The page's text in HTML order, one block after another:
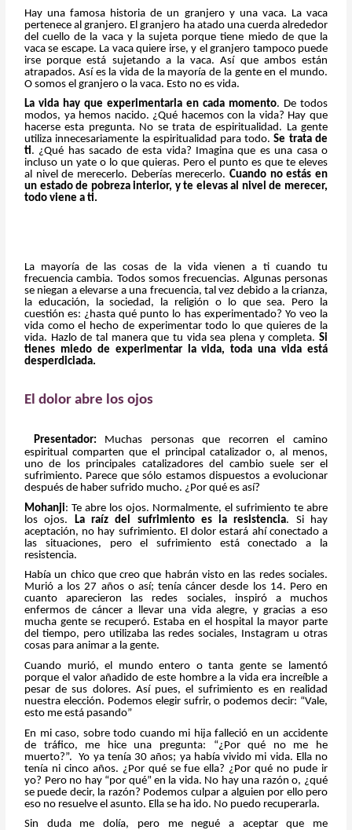
Hay una famosa historia de un granjero y una vaca. La vaca
pertenece al granjero. El granjero ha atado una cuerda alrededor
del cuello de la vaca y la sujeta porque tiene miedo de que la
vaca se escape. La vaca quiere irse, y el granjero tampoco puede
irse porque está sujetando a la vaca. Así que ambos están
atrapados. Así es la vida de la mayoría de la gente en el mundo.
O somos el granjero o la vaca. Esto no es vida.
La vida hay que experimentarla en cada momento. De todos
modos, ya hemos nacido. ¿Qué hacemos con la vida? Hay que
hacerse esta pregunta. No se trata de espiritualidad. La gente
utiliza innecesariamente la espiritualidad para todo.Se trata de
ti. ¿Qué has sacado de esta vida? Imagina que es una casa o
incluso un yate o lo que quieras. Pero el punto es que te eleves
al nivel de merecerlo. Deberías merecerlo. Cuando no estás en
un estado de pobreza interior, y te elevas al nivel de merecer,
todo viene a ti.
La mayoría de las cosas de la vida vienen a ti cuando tu
frecuencia cambia. Todos somos frecuencias. Algunas personas
se niegan a elevarse a una frecuencia, tal vez debido a la crianza,
la educación, la sociedad, la religión o lo que sea. Pero la
cuestión es: ¿hasta qué punto lo has experimentado? Yo veo la
vida como el hecho de experimentar todo lo que quieres de la
vida. Hazlo de tal manera que tu vida sea plena y completa. Si
tienes miedo de experimentar la vida, toda una vida está
desperdiciada.
El dolor abre los ojos
Presentador: Muchas personas que recorren el camino
espiritual comparten que el principal catalizador o, al menos,
uno de los principales catalizadores del cambio suele ser el
sufrimiento. Parece que sólo estamos dispuestos a evolucionar
después de haber sufrido mucho. ¿Por qué es así?
Mohanji: Te abre los ojos. Normalmente, el sufrimiento te abre
los ojos.
La raíz del sufrimiento es la resistencia. Si hay
aceptación, no hay sufrimiento. El dolor estará ahí conectado a
las situaciones, pero el sufrimiento está conectado a la
resistencia.
Había un chico que creo que habrán visto en las redes sociales.
Murió a los 27 años o así; tenía cáncer desde los 14. Pero en
cuanto aparecieron las redes sociales, inspiró a muchos
enfermos de cáncer a llevar una vida alegre, y gracias a eso
mucha gente se recuperó. Estaba en el hospital la mayor parte
del tiempo, pero utilizaba las redes sociales, Instagram u otras
cosas para animar a la gente.
Cuando murió, el mundo entero o tanta gente se lamentó
porque el valor añadido de este hombre a la vida era increíble a
pesar de sus dolores. Así pues, el sufrimiento es en realidad
nuestra elección. Podemos elegir sufrir, o podemos decir: “Vale,
esto me está pasando”
En mi caso, sobre todo cuando mi hija falleció en un accidente
de tráfico, me hice una pregunta: “¿Por qué no me he
muerto?”. Yo ya tenía 30 años; ya había vivido mi vida. Ella no
tenía ni cinco años. ¿Por qué se fue ella? ¿Por qué no pude ir
yo? Pero no hay “por qué” en la vida. No hay una razón o, ¿qué
se puede decir, la razón? Podemos culpar a alguien por ello pero
eso no resuelve el asunto. Ella se ha ido. No puedo recuperarla.
Sin duda me dolía, pero me negué a aceptar que me